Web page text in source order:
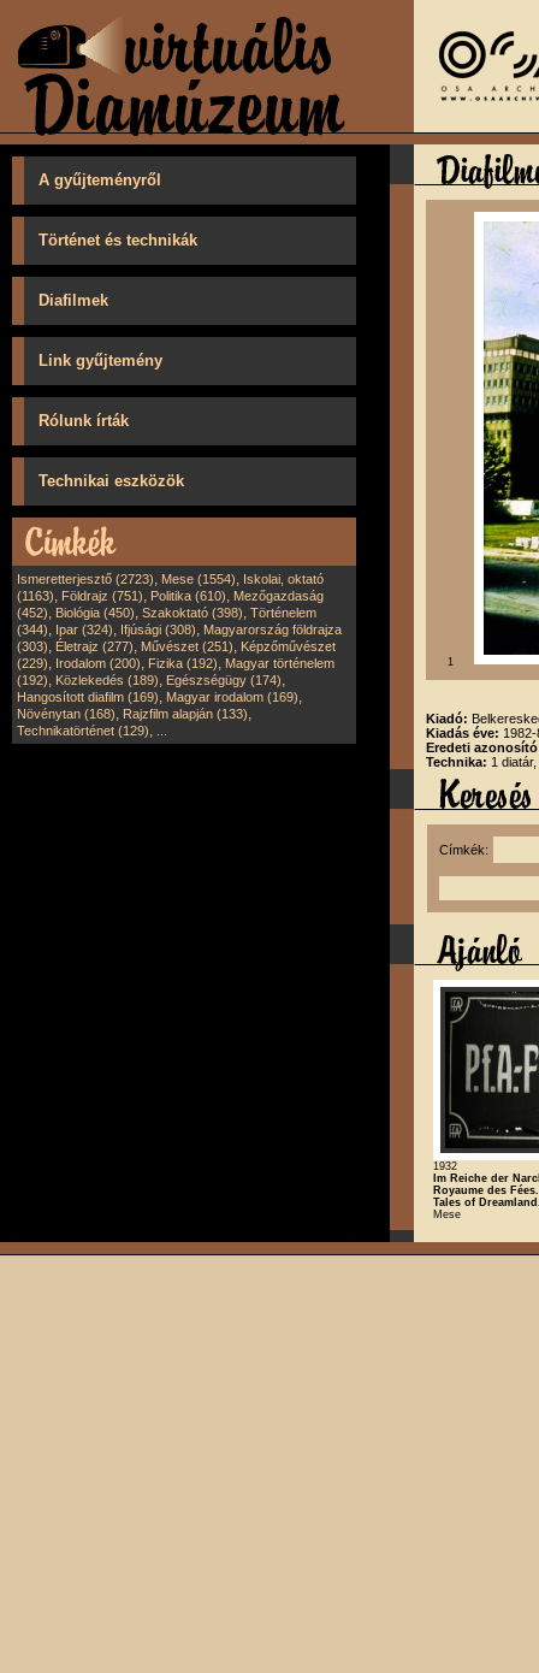
A gyűjteményről
Történet és technikák
Diafilmek
Link gyűjtemény
Rólunk írták
Technikai eszközök
Ismeretterjesztő (2723), Mese (1554), Iskolai, oktató
(1163), Földrajz (751), Politika (610), Mezőgazdaság
(452), Biológia (450), Szakoktató (398), Történelem
(344), Ipar (324), Ifjúsági (308), Magyarország földrajza
(303), Életrajz (277), Művészet (251), Képzőművészet
(229), Irodalom (200), Fizika (192), Magyar történelem
(192), Közlekedés (189), Egészségügy (174),
Hangosított diafilm (169), Magyar irodalom (169),
Növénytan (168), Rajzfilm alapján (133),
Technikatörténet (129),
1
Kiadó:
Kiadás éve: 1982-
Eredeti
Technika: 1
Címkék:
1932
Im Reiche der
Royaume des
Tales of
Mese